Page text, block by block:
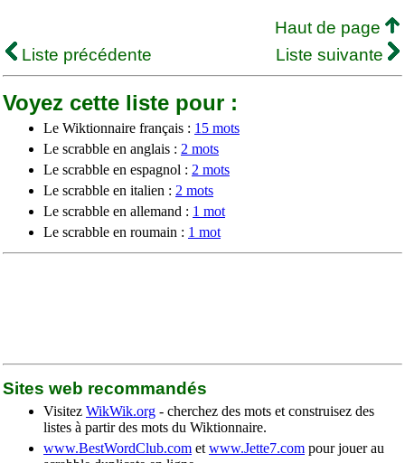
Haut de page
Liste précédente
Liste suivante
Voyez cette liste pour :
Le Wiktionnaire français : 15 mots
Le scrabble en anglais : 2 mots
Le scrabble en espagnol : 2 mots
Le scrabble en italien : 2 mots
Le scrabble en allemand : 1 mot
Le scrabble en roumain : 1 mot
Sites web recommandés
Visitez WikWik.org - cherchez des mots et construisez des
listes à partir des mots du Wiktionnaire.
www.BestWordClub.com et www.Jette7.com pour jouer au